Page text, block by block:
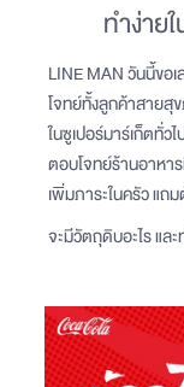
ทำง่าย
LINE MAN วันนี้ขอ
โจทย์ทั้งลูกค้าสายสุ
ในซูเปอร์มาร์เก็ตทั่ว
ตอบโจทย์ร้านอาหา
เพิ่มภาระในครัว แถ
จะมีวัตถุดิบอะไร แล